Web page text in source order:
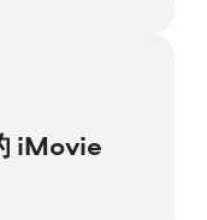
载并使用的
。
件，即使添
因为按错按
肯定不会带
iMovie